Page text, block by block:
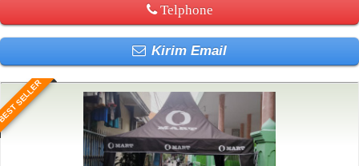
Telphone
Kirim Email
SELLER